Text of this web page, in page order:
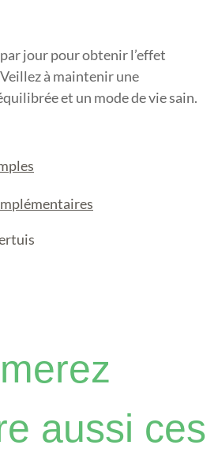
jour pour obtenir l’effet
à maintenir une
et un mode de vie sain.
aussi ces